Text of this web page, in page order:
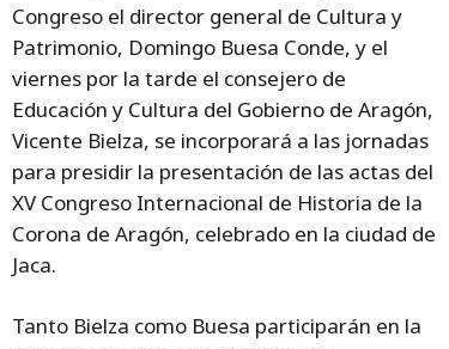
Congreso el director general de Cultura y
Patrimonio, Domingo Buesa Conde, y el
viernes por la tarde el consejero de
Educación y Cultura del Gobierno de Aragón,
Vicente Bielza, se incorporará a las jornadas
para presidir la presentación de las actas del
XV Congreso Internacional de Historia de la
Corona de Aragón, celebrado en la ciudad de
Jaca.
Tanto Bielza como Buesa participarán en la